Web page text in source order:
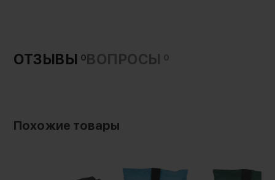
широко используется в производстве тентов,
условиях. Утяжелитель идеально подходит
ОТЗЫВЫ 0ВОПРОСЫ 0
Похожие товары